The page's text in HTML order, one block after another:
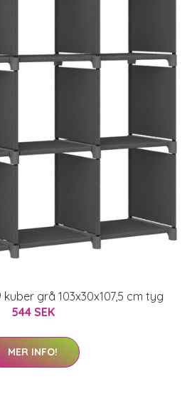
grå 103x30x107,5 cm tyg
544 SEK
MER INFO!